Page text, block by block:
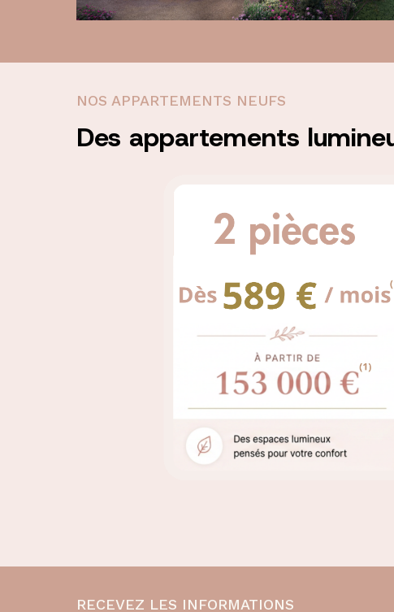
NOS APPARTEMENTS NEUFS
Des appartements
RECEVEZ LES INFORMATIONS